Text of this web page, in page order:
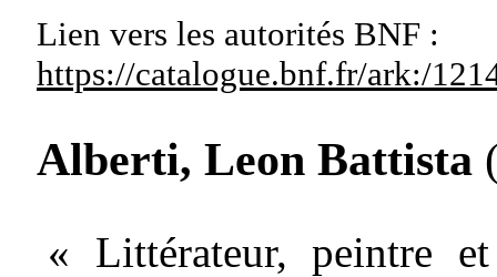
Lien vers les autorités BNF :
https://catalogue.bnf.fr/ark:/
Alberti, Leon Battista
« Littérateur, peintre